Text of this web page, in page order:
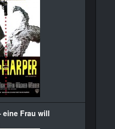
eine Frau will